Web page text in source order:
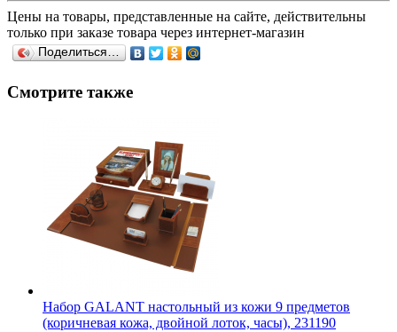
Цены на товары, представленные на сайте, действительны
только при заказе товара через интернет-магазин
Поделиться…
Смотрите также
Набор GALANT настольный из кожи 9 предметов
(коричневая кожа, двойной лоток, часы), 231190